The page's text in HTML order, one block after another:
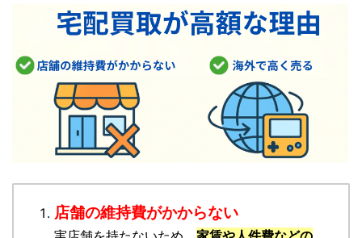
店舗の維持費がかからない